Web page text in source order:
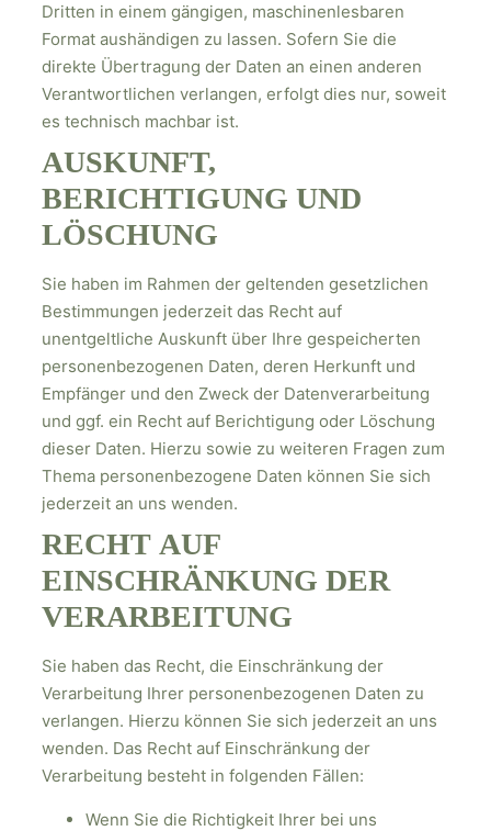
Dritten in einem gängigen, maschinenlesbaren
Format aushändigen zu lassen. Sofern Sie die
direkte Übertragung der Daten an einen anderen
Verantwortlichen verlangen, erfolgt dies nur, soweit
es technisch machbar ist.
AUSKUNFT,
BERICHTIGUNG UND
LÖSCHUNG
Sie haben im Rahmen der geltenden gesetzlichen
Bestimmungen jederzeit das Recht auf
unentgeltliche Auskunft über Ihre gespeicherten
personenbezogenen Daten, deren Herkunft und
Empfänger und den Zweck der Datenverarbeitung
und ggf. ein Recht auf Berichtigung oder Löschung
dieser Daten. Hierzu sowie zu weiteren Fragen zum
Thema personenbezogene Daten können Sie sich
jederzeit an uns wenden.
RECHT AUF
EINSCHRÄNKUNG DER
VERARBEITUNG
Sie haben das Recht, die Einschränkung der
Verarbeitung Ihrer personenbezogenen Daten zu
verlangen. Hierzu können Sie sich jederzeit an uns
wenden. Das Recht auf Einschränkung der
Verarbeitung besteht in folgenden Fällen:
Wenn Sie die Richtigkeit Ihrer bei uns